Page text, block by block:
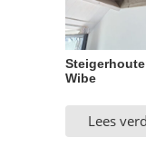
Wibe
Lees